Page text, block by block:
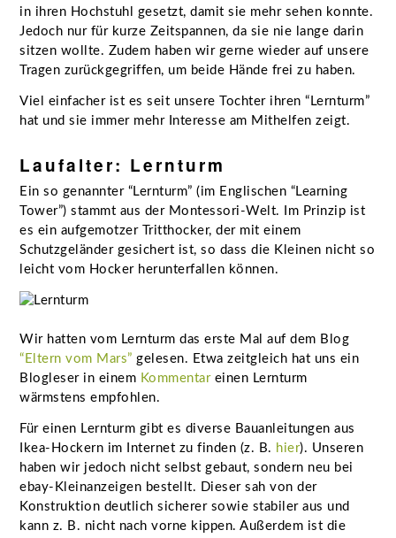
in ihren Hochstuhl gesetzt, damit sie mehr sehen konnte.
Jedoch nur für kurze Zeitspannen, da sie nie lange darin
sitzen wollte. Zudem haben wir gerne wieder auf unsere
Tragen zurückgegriffen, um beide Hände frei zu haben.
Viel einfacher ist es seit unsere Tochter ihren “Lernturm”
hat und sie immer mehr Interesse am Mithelfen zeigt.
Laufalter: Lernturm
Ein so genannter “Lernturm” (im Englischen “Learning
Tower”) stammt aus der Montessori-Welt. Im Prinzip ist
es ein aufgemotzer Tritthocker, der mit einem
Schutzgeländer gesichert ist, so dass die Kleinen nicht so
leicht vom Hocker herunterfallen können.
Wir hatten vom Lernturm das erste Mal auf dem Blog
“Eltern vom Mars” gelesen. Etwa zeitgleich hat uns ein
Blogleser in einem Kommentareinen Lernturm
wärmstens empfohlen.
Für einen Lernturm gibt es diverse Bauanleitungen aus
Ikea-Hockern im Internet zu finden (z. B. hier). Unseren
haben wir jedoch nicht selbst gebaut, sondern neu bei
ebay-Kleinanzeigen bestellt. Dieser sah von der
Konstruktion deutlich sicherer sowie stabiler aus und
kann z. B. nicht nach vorne kippen. Außerdem ist die